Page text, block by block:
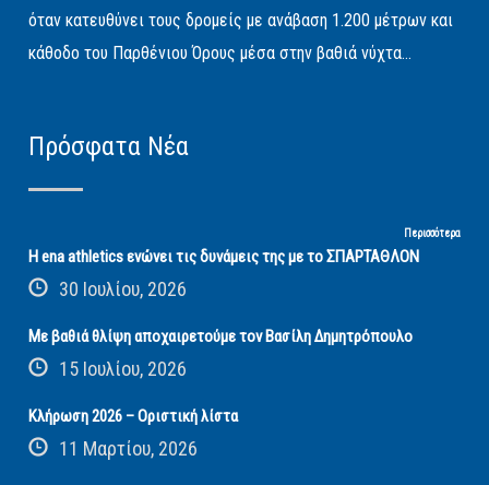
όταν κατευθύνει τους δρομείς με ανάβαση 1.200 μέτρων και
κάθοδο του Παρθένιου Όρους μέσα στην βαθιά νύχτα...
Πρόσφατα Νέα
Περισσότερα
Η ena athletics ενώνει τις δυνάμεις της με το ΣΠΑΡΤΑΘΛΟΝ
30 Ιουλίου, 2026
Με βαθιά θλίψη αποχαιρετούμε τον Βασίλη Δημητρόπουλο
15 Ιουλίου, 2026
Κλήρωση 2026 – Οριστική λίστα
11 Μαρτίου, 2026